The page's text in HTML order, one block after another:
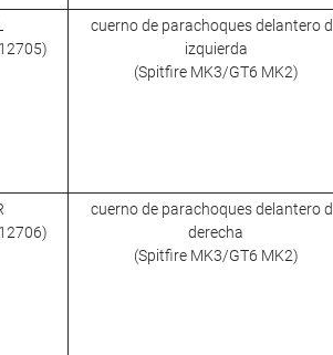
cuerno de parachoques delantero
izquierda
(Spitfire MK3/GT6 MK2)
cuerno de parachoques delantero
derecha
(Spitfire MK3/GT6 MK2)